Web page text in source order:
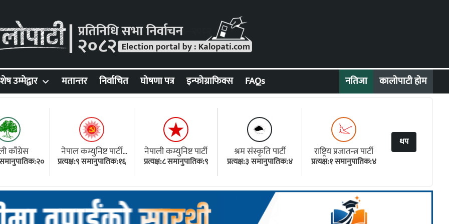
नतिजा कालोपाटी होम
उम्मेद्वार मतान्तर निर्वाचित घोषणा पत्र इन्फोग्राफिक्स FAQs
काँग्रेस
समानुपातिक:२०
नेपाल कम्युनिष्ट पार्टी
(एमाले)
प्रत्यक्ष:९ समानुपातिक:१६
नेपाली कम्युनिष्ट पार्टी
प्रत्यक्ष:८ समानुपातिक:९
श्रम संस्कृति पार्टी
प्रत्यक्ष:३ समानुपातिक:४
राष्ट्रिय प्रजातन्त्र पार्टी
प्रत्यक्ष:१ समानुपातिक:४
थप